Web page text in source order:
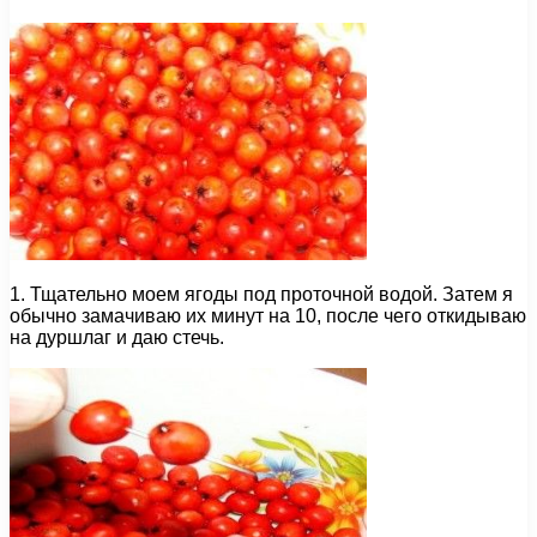
1. Тщательно моем ягоды под проточной водой. Затем я
обычно замачиваю их минут на 10, после чего откидываю
на дуршлаг и даю стечь.